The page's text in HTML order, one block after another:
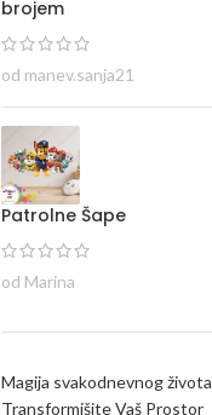
brojem
od manev.sanja21
Patrolne Šape
od Marina
Magija svakodnevnog života
Transformišite Vaš Prostor